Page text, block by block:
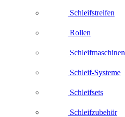
Schleifstreifen
Rollen
Schleifmaschinen
Schleif-Systeme
Schleifsets
Schleifzubehör